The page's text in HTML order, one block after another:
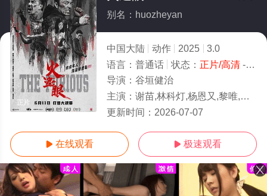
正片
别名：huozheyan
中国大陆 动作 2025
3.0
语言： 普通话 状态： 正片/高清- 免费在线观看
导演： 谷垣健治
主演： 谢苗,林科灯,杨恩又,黎唯,岩永丞威
更新时间： 2026-07-07
 在线观看  极速观看